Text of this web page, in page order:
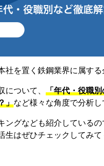
を置く鉄鋼業界に属する
ついて、 「年代・役職
」など様々な角度で分析し
ングなども紹介している
生はぜひチェックしてみて